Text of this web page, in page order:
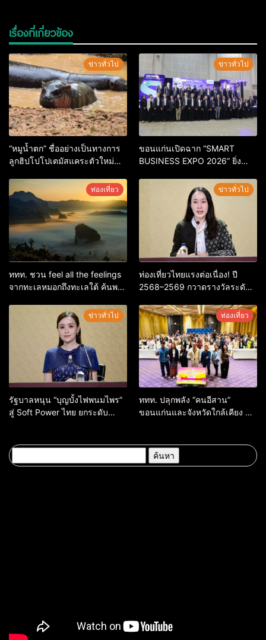
เรื่องที่เกี่ยวข้อง
ข่าวทั่วไป
“หมูน้ำตก” ชื่ออย่างเป็นทางการ
ลูกฮิปโปโปเตมัสแคระตัวใหม่
กิจกรรมร่วมโหวตชนะกว่า
10,000 คะแนน
ข่าวทั่วไป
ขอนแก่นเปิดฉาก “SMART
BUSINESS EXPO 2026” ยิ่ง
ระดับเศรษฐกิจดิจิทัลอีสาน
ท่องเที่ยว
ททท. ชวน feel all the feelings
จากทะเลหมอกถึงทะเลใต้ ค้นพบ
ข่าวทั่วไป
ท่องเที่ยวไทยแรงต่อเนื่อง! ปี
2568–2569 กวาดรางวัลระดับ
จุดหมายปลายทางนักท่องเที่ยว
จากทั่วโลก
ข่าวทั่วไป
รัฐบาลหนุน “บุญบั้งไฟพนมไพร”
สู่ Soft Power ไทย ยกระดับ
ภูมิใจของชาติ
ท่องเที่ยว
ททท. ปลุกพลัง “คนอีสาน”
ขอนแก่นและจังหวัดใกล้เคียง สู่
คุณค่าสูงอย่างมีความหมาย
สำหรับ: